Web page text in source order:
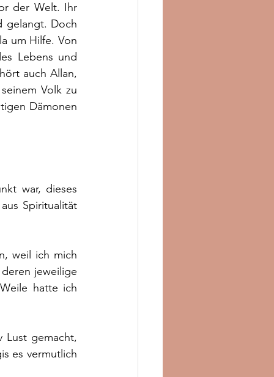
der Welt. Ihr
gelangt. Doch
um Hilfe. Von
Lebens und
auch Allan,
Volk zu
Dämonen
war, dieses
Spiritualität
weil ich mich
jeweilige
hatte ich
Lust gemacht,
es vermutlich